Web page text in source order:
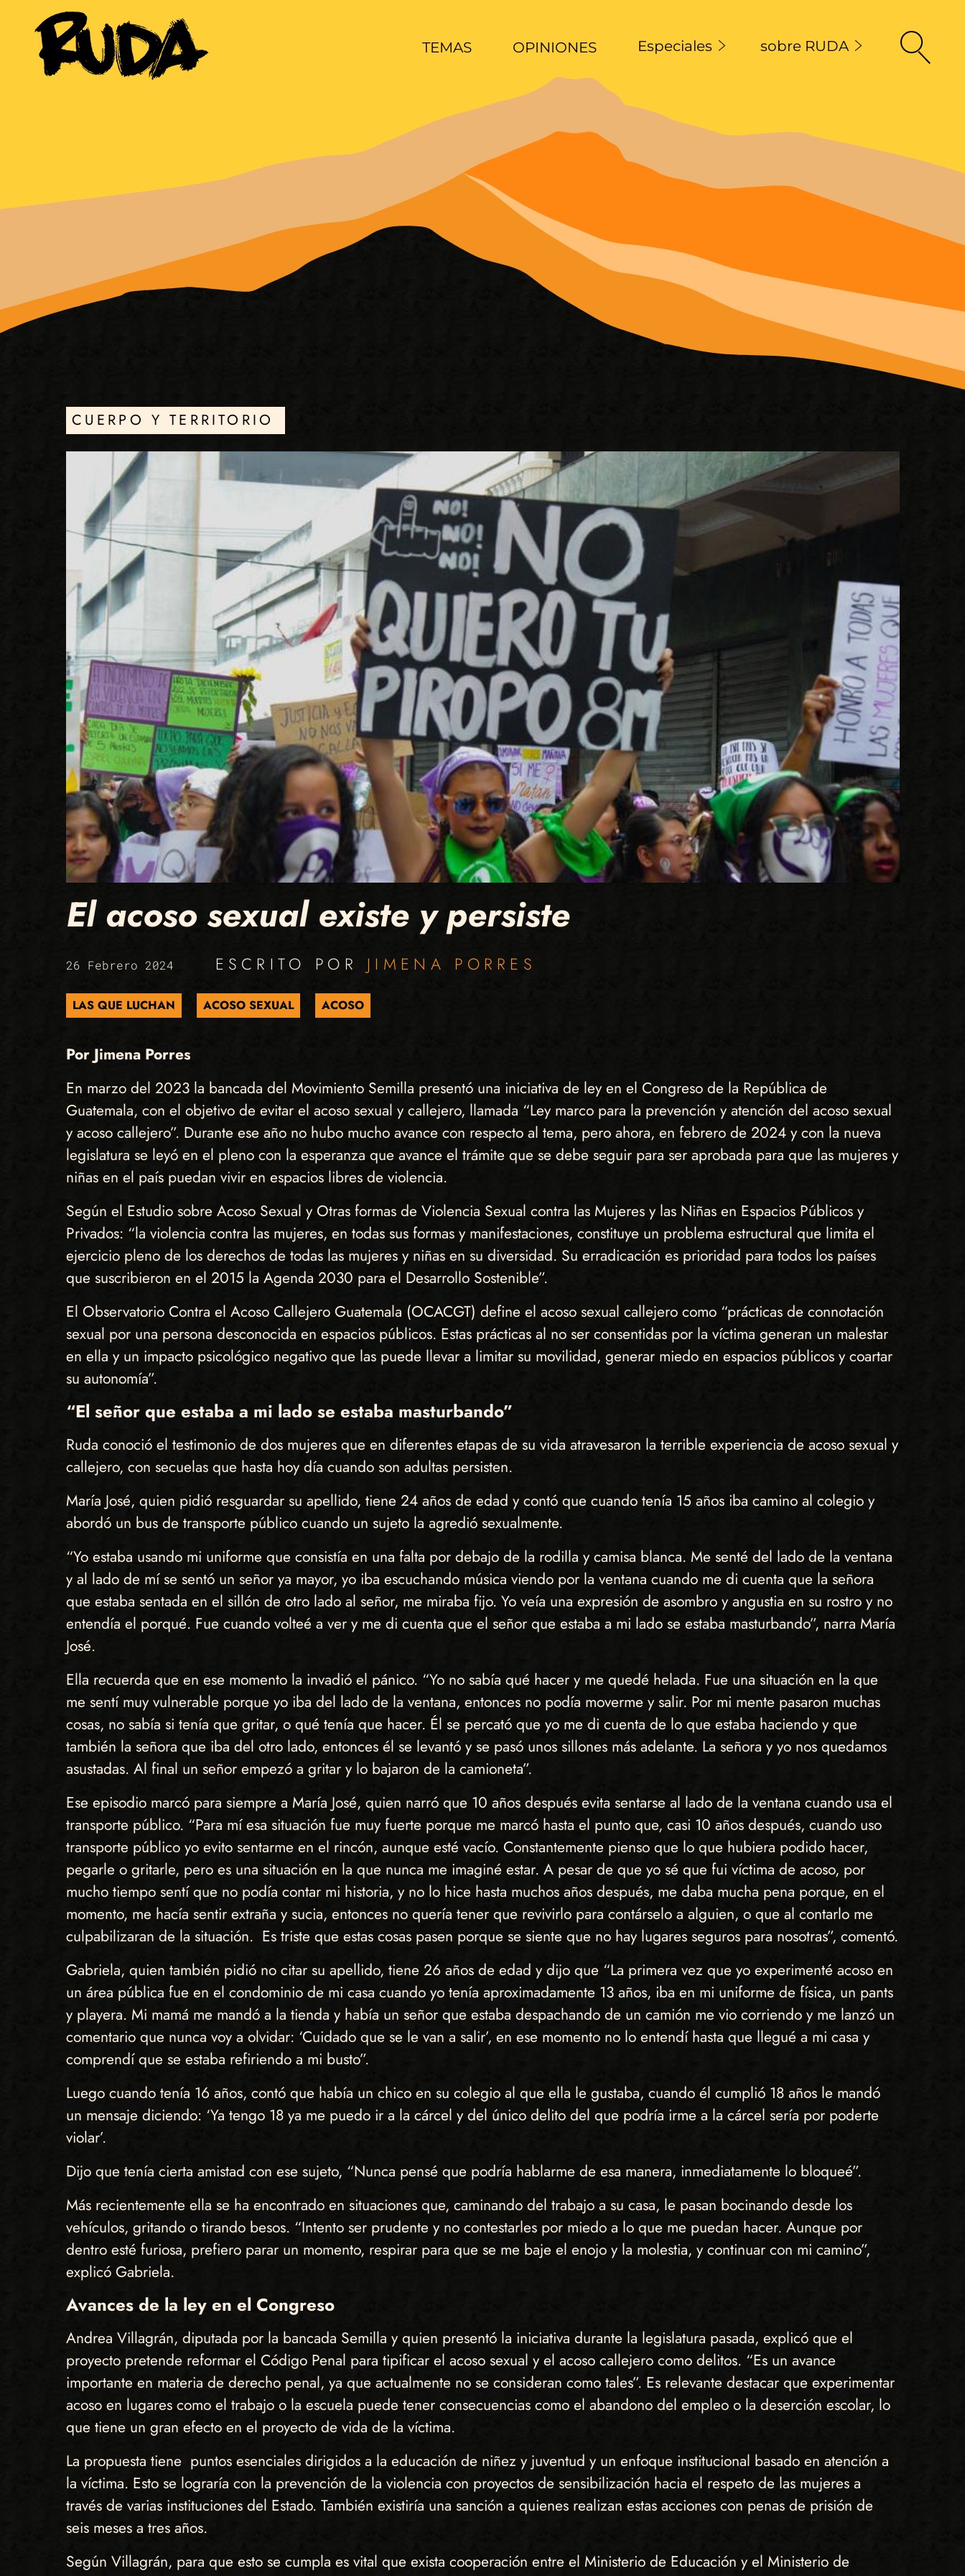
TEMAS OPINIONES Especiales sobre RUDA
CUERPO Y TERRITORIO
El acoso sexual existe y persiste
26 Febrero 2024 ESCRITO POR JIMENA PORRES
LAS QUE LUCHAN ACOSO SEXUAL ACOSO
Por Jimena Porres
En marzo del 2023 la bancada del Movimiento Semilla presentó una iniciativa de ley en el Congreso de la República de
Guatemala, con el objetivo de evitar el acoso sexual y callejero, llamada “Ley marco para la prevención y atención del acoso sexual
y acoso callejero”. Durante ese año no hubo mucho avance con respecto al tema, pero ahora, en febrero de 2024 y con la nueva
legislatura se leyó en el pleno con la esperanza que avance el trámite que se debe seguir para ser aprobada para que las mujeres y
niñas en el país puedan vivir en espacios libres de violencia.
Según el Estudio sobre Acoso Sexual y Otras formas de Violencia Sexual contra las Mujeres y las Niñas en Espacios Públicos y
Privados: “la violencia contra las mujeres, en todas sus formas y manifestaciones, constituye un problema estructural que limita el
ejercicio pleno de los derechos de todas las mujeres y niñas en su diversidad. Su erradicación es prioridad para todos los países
que suscribieron en el 2015 la Agenda 2030 para el Desarrollo Sostenible”.
El Observatorio Contra el Acoso Callejero Guatemala (OCACGT) define el acoso sexual callejero como “prácticas de connotación
sexual por una persona desconocida en espacios públicos. Estas prácticas al no ser consentidas por la víctima generan un malestar
en ella y un impacto psicológico negativo que las puede llevar a limitar su movilidad, generar miedo en espacios públicos y coartar
su autonomía”.
“El señor que estaba a mi lado se estaba masturbando”
Ruda conoció el testimonio de dos mujeres que en diferentes etapas de su vida atravesaron la terrible experiencia de acoso sexual y
callejero, con secuelas que hasta hoy día cuando son adultas persisten.
María José, quien pidió resguardar su apellido, tiene 24 años de edad y contó que cuando tenía 15 años iba camino al colegio y
abordó un bus de transporte público cuando un sujeto la agredió sexualmente.
“Yo estaba usando mi uniforme que consistía en una falta por debajo de la rodilla y camisa blanca. Me senté del lado de la ventana
y al lado de mí se sentó un señor ya mayor, yo iba escuchando música viendo por la ventana cuando me di cuenta que la señora
que estaba sentada en el sillón de otro lado al señor, me miraba fijo. Yo veía una expresión de asombro y angustia en su rostro y no
entendía el porqué. Fue cuando volteé a ver y me di cuenta que el señor que estaba a mi lado se estaba masturbando”, narra María
José.
Ella recuerda que en ese momento la invadió el pánico. “Yo no sabía qué hacer y me quedé helada. Fue una situación en la que
me sentí muy vulnerable porque yo iba del lado de la ventana, entonces no podía moverme y salir. Por mi mente pasaron muchas
cosas, no sabía si tenía que gritar, o qué tenía que hacer. Él se percató que yo me di cuenta de lo que estaba haciendo y que
también la señora que iba del otro lado, entonces él se levantó y se pasó unos sillones más adelante. La señora y yo nos quedamos
asustadas. Al final un señor empezó a gritar y lo bajaron de la camioneta”.
Ese episodio marcó para siempre a María José, quien narró que 10 años después evita sentarse al lado de la ventana cuando usa el
transporte público. “Para mí esa situación fue muy fuerte porque me marcó hasta el punto que, casi 10 años después, cuando uso
transporte público yo evito sentarme en el rincón, aunque esté vacío. Constantemente pienso que lo que hubiera podido hacer,
pegarle o gritarle, pero es una situación en la que nunca me imaginé estar. A pesar de que yo sé que fui víctima de acoso, por
mucho tiempo sentí que no podía contar mi historia, y no lo hice hasta muchos años después, me daba mucha pena porque, en el
momento, me hacía sentir extraña y sucia, entonces no quería tener que revivirlo para contárselo a alguien, o que al contarlo me
culpabilizaran de la situación. Es triste que estas cosas pasen porque se siente que no hay lugares seguros para nosotras”, comentó.
Gabriela, quien también pidió no citar su apellido, tiene 26 años de edad y dijo que “La primera vez que yo experimenté acoso en
un área pública fue en el condominio de mi casa cuando yo tenía aproximadamente 13 años, iba en mi uniforme de física, un pants
y playera. Mi mamá me mandó a la tienda y había un señor que estaba despachando de un camión me vio corriendo y me lanzó un
comentario que nunca voy a olvidar: ‘Cuidado que se le van a salir’, en ese momento no lo entendí hasta que llegué a mi casa y
comprendí que se estaba refiriendo a mi busto”.
Luego cuando tenía 16 años, contó que había un chico en su colegio al que ella le gustaba, cuando él cumplió 18 años le mandó
un mensaje diciendo: ‘Ya tengo 18 ya me puedo ir a la cárcel y del único delito del que podría irme a la cárcel sería por poderte
violar’.
Dijo que tenía cierta amistad con ese sujeto, “Nunca pensé que podría hablarme de esa manera, inmediatamente lo bloqueé”.
Más recientemente ella se ha encontrado en situaciones que, caminando del trabajo a su casa, le pasan bocinando desde los
vehículos, gritando o tirando besos. “Intento ser prudente y no contestarles por miedo a lo que me puedan hacer. Aunque por
dentro esté furiosa, prefiero parar un momento, respirar para que se me baje el enojo y la molestia, y continuar con mi camino”,
explicó Gabriela.
Avances de la ley en el Congreso
Andrea Villagrán, diputada por la bancada Semilla y quien presentó la iniciativa durante la legislatura pasada, explicó que el
proyecto pretende reformar el Código Penal para tipificar el acoso sexual y el acoso callejero como delitos. “Es un avance
importante en materia de derecho penal, ya que actualmente no se consideran como tales”. Es relevante destacar que experimentar
acoso en lugares como el trabajo o la escuela puede tener consecuencias como el abandono del empleo o la deserción escolar, lo
que tiene un gran efecto en el proyecto de vida de la víctima.
La propuesta tiene puntos esenciales dirigidos a la educación de niñez y juventud y un enfoque institucional basado en atención a
la víctima. Esto se lograría con la prevención de la violencia con proyectos de sensibilización hacia el respeto de las mujeres a
través de varias instituciones del Estado. También existiría una sanción a quienes realizan estas acciones con penas de prisión de
seis meses a tres años.
Según Villagrán, para que esto se cumpla es vital que exista cooperación entre el Ministerio de Educación y el Ministerio de